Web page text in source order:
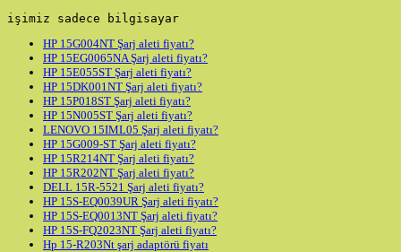
işimiz sadece bilgisayar
HP 15G004NT Şarj aleti fiyatı?
HP 15EG0065NA Şarj aleti fiyatı?
HP 15E055ST Şarj aleti fiyatı?
HP 15DK001NT Şarj aleti fiyatı?
HP 15P018ST Şarj aleti fiyatı?
HP 15N005ST Şarj aleti fiyatı?
LENOVO 15IML05 Şarj aleti fiyatı?
HP 15G009-ST Şarj aleti fiyatı?
HP 15R214NT Şarj aleti fiyatı?
HP 15R202NT Şarj aleti fiyatı?
DELL 15R-5521 Şarj aleti fiyatı?
HP 15S-EQ0039UR Şarj aleti fiyatı?
HP 15S-EQ0013NT Şarj aleti fiyatı?
HP 15S-FQ2023NT Şarj aleti fiyatı?
Hp 15-R203Nt şarj adaptörü fiyatı